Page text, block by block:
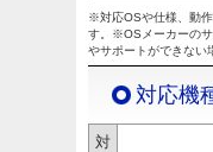
※対応OSや仕様、動
す。※OSメーカーの
やサポートができない
対応機
対